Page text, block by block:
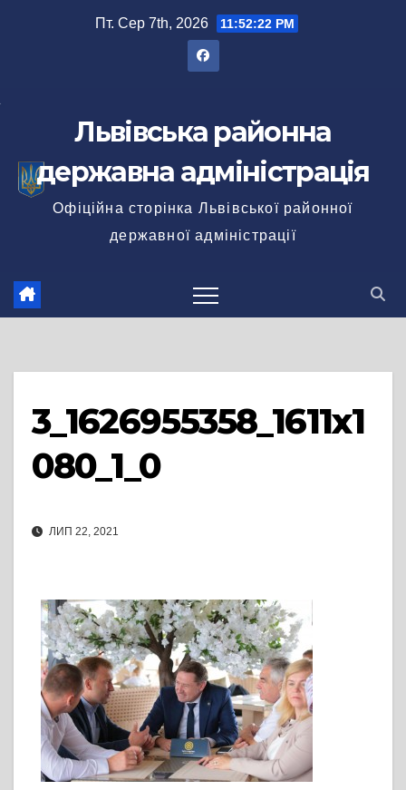
Пт. Сер 7th, 2026 11:52:22 PM
Львівська районна
державна адміністрація
Офіційна сторінка Львівської районної
державної адміністрації
3_1626955358_1611x1
080_1_0
ЛИП 22, 2021